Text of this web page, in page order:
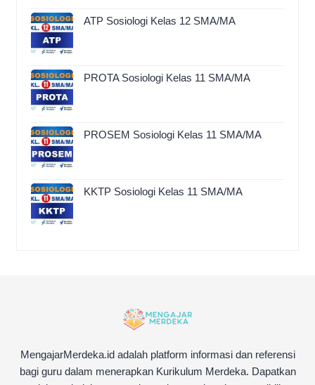
ATP Sosiologi Kelas 12 SMA/MA
PROTA Sosiologi Kelas 11 SMA/MA
PROSEM Sosiologi Kelas 11 SMA/MA
KKTP Sosiologi Kelas 11 SMA/MA
MengajarMerdeka.id adalah platform informasi dan referensi
bagi guru dalam menerapkan Kurikulum Merdeka. Dapatkan